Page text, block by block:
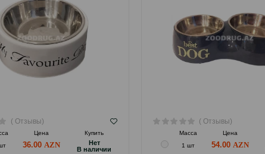
( Отзывы)
Цена
Купить
36.00
Hет
B наличии
( Отзывы)
Масса Цена
1 шт
54.00